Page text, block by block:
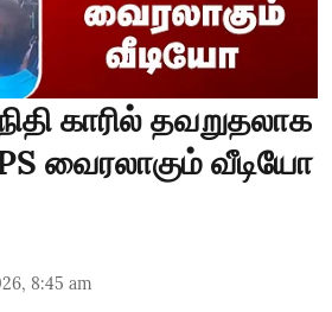
காரில் தவறுதலாக
வைரலாகும் வீடியோ
8:45 am